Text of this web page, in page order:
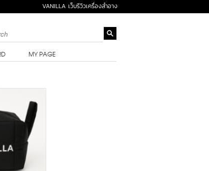
VANILLA เว็บรีวิวเครื่องสำอาง
MY PAGE